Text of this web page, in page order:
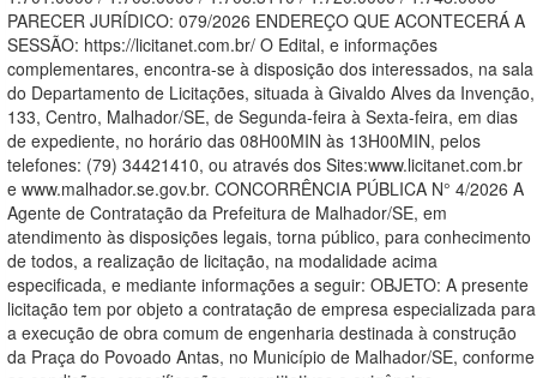
PARECER JURÍDICO: 079/2026 ENDEREÇO QUE ACONTECERÁ A
SESSÃO: https://licitanet.com.br/ O Edital, e informações
complementares, encontra-se à disposição dos interessados, na sala
do Departamento de Licitações, situada à Givaldo Alves da Invenção,
133, Centro, Malhador/SE, de Segunda-feira à Sexta-feira, em dias
de expediente, no horário das 08H00MIN às 13H00MIN, pelos
telefones: (79) 34421410, ou através dos Sites:www.licitanet.com.br
e www.malhador.se.gov.br. CONCORRÊNCIA PÚBLICA N° 4/2026 A
Agente de Contratação da Prefeitura de Malhador/SE, em
atendimento às disposições legais, torna público, para conhecimento
de todos, a realização de licitação, na modalidade acima
especificada, e mediante informações a seguir: OBJETO: A presente
licitação tem por objeto a contratação de empresa especializada para
a execução de obra comum de engenharia destinada à construção
da Praça do Povoado Antas, no Município de Malhador/SE, conforme